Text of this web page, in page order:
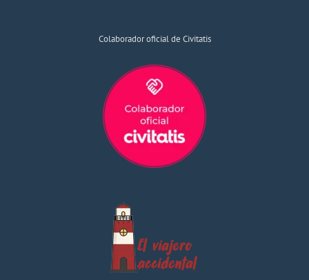
Colaborador oficial de Civitatis